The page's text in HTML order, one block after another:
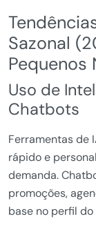
Sazonal
Pequenos
Uso de
Chatbots
Ferramentas de
rápido e
demanda.
promoções,
base no perfil